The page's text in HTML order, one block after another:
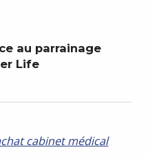
au parrainage
Life